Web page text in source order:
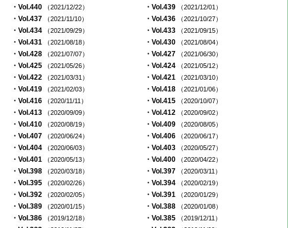
・Vol.440 （2021/12/22） ・Vol.439 （2021/12/01）
・Vol.437 （2021/11/10） ・Vol.436 （2021/10/27）
・Vol.434 （2021/09/29） ・Vol.433 （2021/09/15）
・Vol.431 （2021/08/18） ・Vol.430 （2021/08/04）
・Vol.428 （2021/07/07） ・Vol.427 （2021/06/30）
・Vol.425 （2021/05/26） ・Vol.424 （2021/05/12）
・Vol.422 （2021/03/31） ・Vol.421 （2021/03/10）
・Vol.419 （2021/02/03） ・Vol.418 （2021/01/06）
・Vol.416 （2020/11/11） ・Vol.415 （2020/10/07）
・Vol.413 （2020/09/09） ・Vol.412 （2020/09/02）
・Vol.410 （2020/08/19） ・Vol.409 （2020/08/05）
・Vol.407 （2020/06/24） ・Vol.406 （2020/06/17）
・Vol.404 （2020/06/03） ・Vol.403 （2020/05/27）
・Vol.401 （2020/05/13） ・Vol.400 （2020/04/22）
・Vol.398 （2020/03/18） ・Vol.397 （2020/03/11）
・Vol.395 （2020/02/26） ・Vol.394 （2020/02/19）
・Vol.392 （2020/02/05） ・Vol.391 （2020/01/29）
・Vol.389 （2020/01/15） ・Vol.388 （2020/01/08）
・Vol.386 （2019/12/18） ・Vol.385 （2019/12/11）